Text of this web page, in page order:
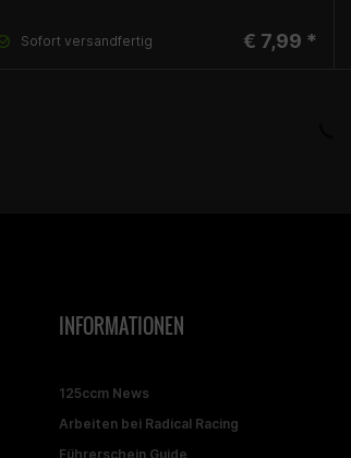
Sofort versandfertig € 7,99 *
INFORMATIONEN
125ccm News
Arbeiten bei Radical Racing
Führerschein Guide